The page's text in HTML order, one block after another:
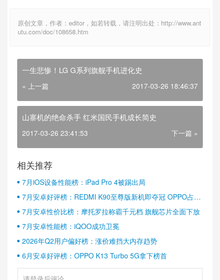
原创文章，作者：editor，如若转载，请注明出处：http://www.ant
utu.com/doc/108658.htm
一生悲惨！LG G系列旗舰手机进化史
« 上一篇 2017-03-26 18:46:37
山寨机的绝命杀手 红米国民手机成长简史
2017-03-26 23:41:53 下一篇 »
相关推荐
7月iOS设备性能榜：iPad Pro 4被踢出局
7月安卓好评榜：REDMI K90至尊版新机即夺冠 OPPO占据
半壁江山
7月安卓性价比榜：摩托罗拉称霸千元档 旗舰芯片全面下放
7月安卓性能榜：iQOO成功卫冕
2026年Q2用户偏好榜：涨价难挡大内存趋势
6月安卓好评榜：OPPO K13 Turbo 5G拿下榜首